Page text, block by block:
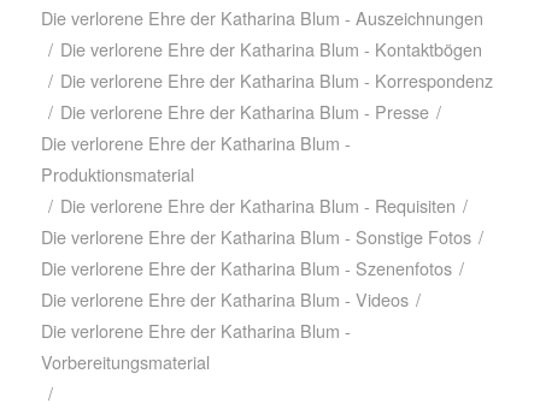
Die verlorene Ehre der Katharina Blum - Auszeichnungen
/ Die verlorene Ehre der Katharina Blum - Kontaktbögen
/ Die verlorene Ehre der Katharina Blum - Korrespondenz
/ Die verlorene Ehre der Katharina Blum - Presse /
Die verlorene Ehre der Katharina Blum -
Produktionsmaterial
/ Die verlorene Ehre der Katharina Blum - Requisiten /
Die verlorene Ehre der Katharina Blum - Sonstige Fotos /
Die verlorene Ehre der Katharina Blum - Szenenfotos /
Die verlorene Ehre der Katharina Blum - Videos /
Die verlorene Ehre der Katharina Blum -
Vorbereitungsmaterial
/